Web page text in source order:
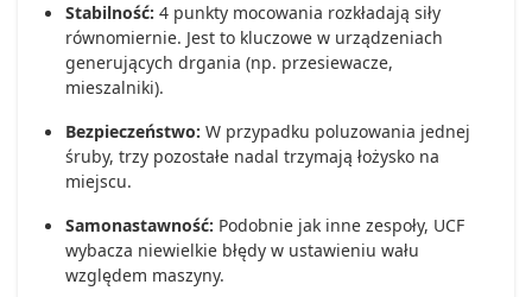
Stabilność: 4 punkty mocowania rozkładają siły
równomiernie. Jest to kluczowe w urządzeniach
generujących drgania (np. przesiewacze,
mieszalniki).
Bezpieczeństwo: W przypadku poluzowania jednej
śruby, trzy pozostałe nadal trzymają łożysko na
miejscu.
Samonastawność: Podobnie jak inne zespoły, UCF
wybacza niewielkie błędy w ustawieniu wału
względem maszyny.